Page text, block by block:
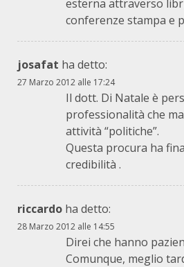
esterna attraverso
conferenze stampa e
josafat ha detto:
27 Marzo 2012 alle 17:24
Il dott. Di Natale è
professionalità che
attività “politiche”.
Questa procura ha
credibilità .
riccardo ha detto:
28 Marzo 2012 alle 14:55
Direi che hanno
Comunque, meglio